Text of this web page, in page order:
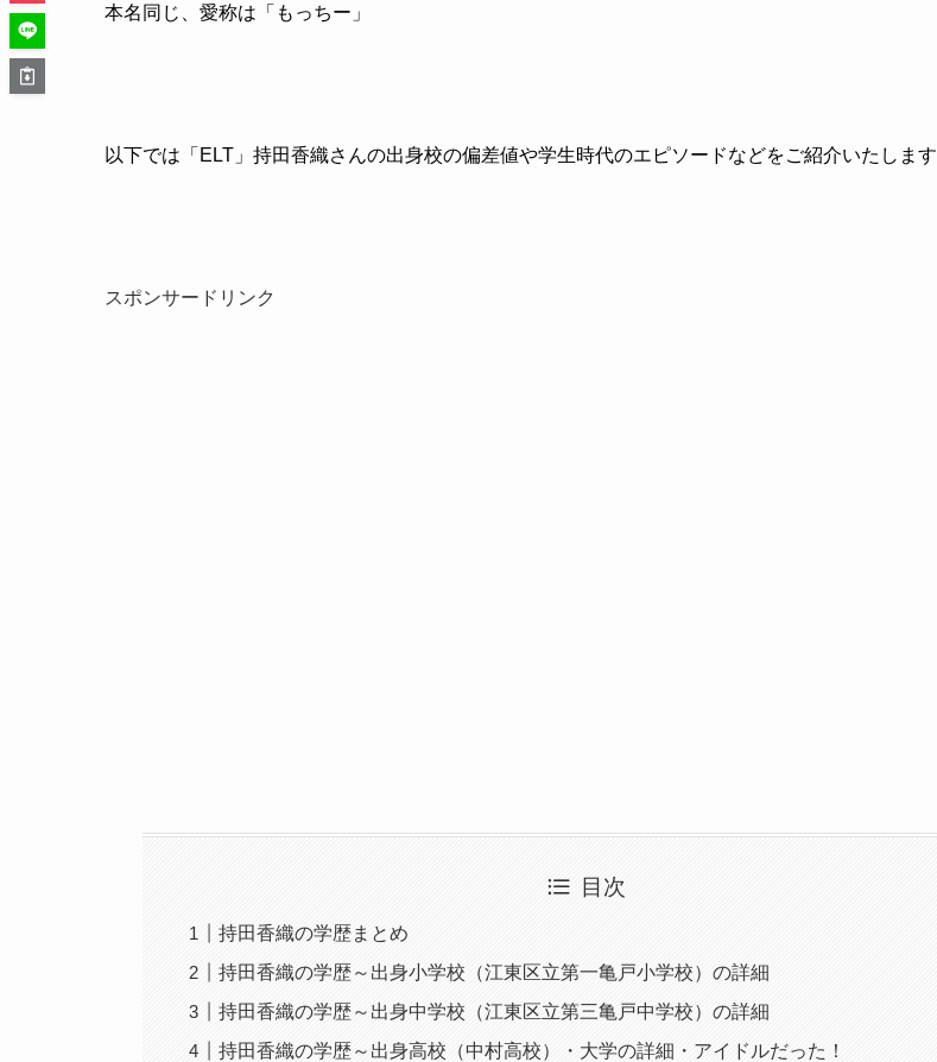
本名同じ、愛称は「もっちー」
以下では「ELT」持田香織さんの出身校の偏差値や学生時代のエピソードなどをご紹介いたします
スポンサードリンク
目次
持田香織の学歴まとめ
持田香織の学歴～出身小学校（江東区立第一亀戸小学校）の詳細
持田香織の学歴～出身中学校（江東区立第三亀戸中学校）の詳細
持田香織の学歴～出身高校（中村高校）・大学の詳細・アイドルだった！